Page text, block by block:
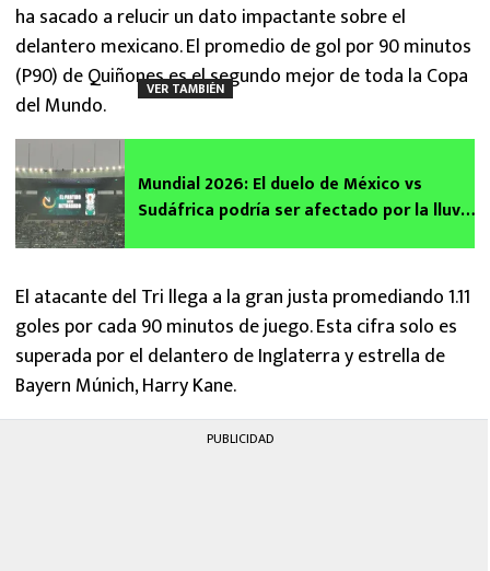
ha sacado a relucir un dato impactante sobre el
delantero mexicano. El promedio de gol por 90 minutos
(P90) de Quiñones es el segundo mejor de toda la Copa
del Mundo.
VER TAMBIÉN
Mundial 2026: El duelo de México vs
Sudáfrica podría ser afectado por la lluvia
El atacante del Tri llega a la gran justa promediando 1.11
goles por cada 90 minutos de juego. Esta cifra solo es
superada por el delantero de Inglaterra y estrella de
Bayern Múnich, Harry Kane.
PUBLICIDAD